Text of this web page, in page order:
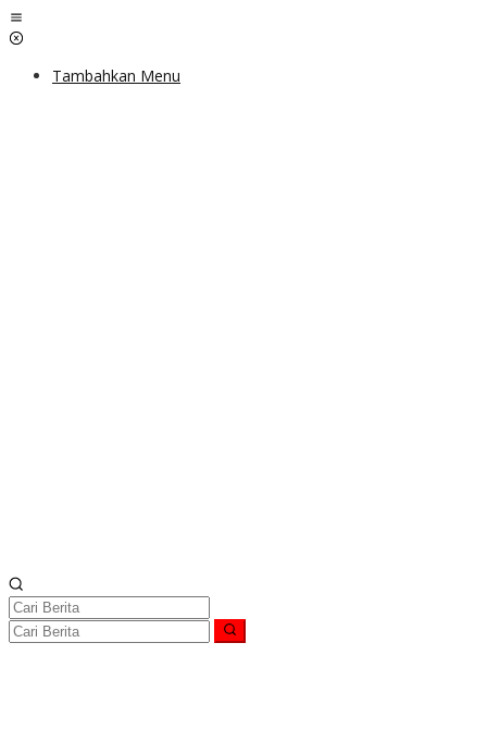
Lewati
ke
Tambahkan Menu